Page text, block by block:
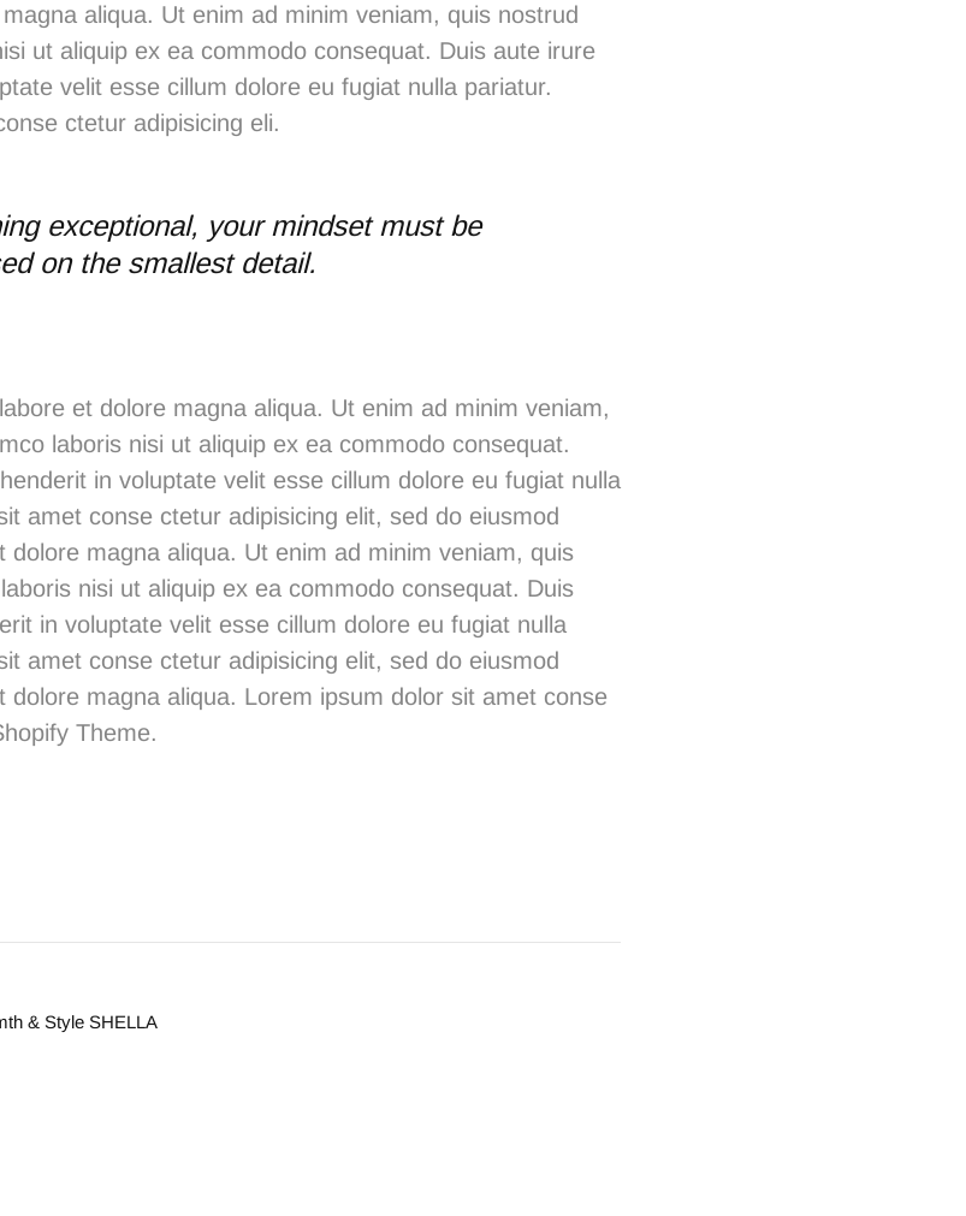
aliqua. Ut enim ad minim veniam, quis nostrud
ut aliquip ex ea commodo consequat. Duis aute irure
velit esse cillum dolore eu fugiat nulla pariatur.
ctetur adipisicing eli.
exceptional, your mindset must be
on the smallest detail.
et dolore magna aliqua. Ut enim ad minim veniam,
laboris nisi ut aliquip ex ea commodo consequat.
in voluptate velit esse cillum dolore eu fugiat nulla
amet conse ctetur adipisicing elit, sed do eiusmod
dolore magna aliqua. Ut enim ad minim veniam, quis
nisi ut aliquip ex ea commodo consequat. Duis
in voluptate velit esse cillum dolore eu fugiat nulla
amet conse ctetur adipisicing elit, sed do eiusmod
dolore magna aliqua. Lorem ipsum dolor sit amet conse
hopify Theme.
& Style SHELLA